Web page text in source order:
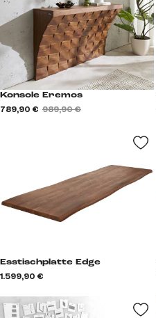
Konsole Eremos
789,90 € 989,90 €
Esstischplatte Edge
1.599,90 €